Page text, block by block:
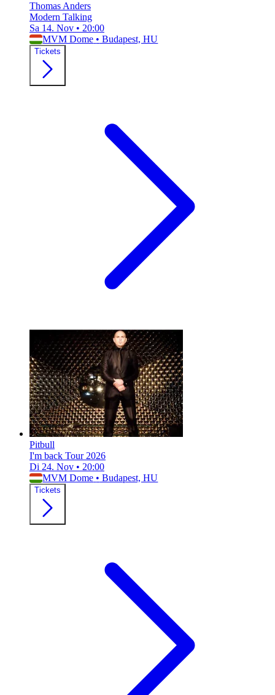
Thomas Anders
Modern Talking
Sa 14. Nov • 20:00
MVM Dome • Budapest, HU
Tickets
Pitbull
I'm back Tour 2026
Di 24. Nov • 20:00
MVM Dome • Budapest, HU
Tickets